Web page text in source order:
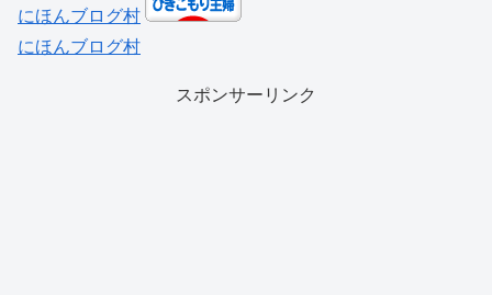
にほんブログ村
にほんブログ村
スポンサーリンク